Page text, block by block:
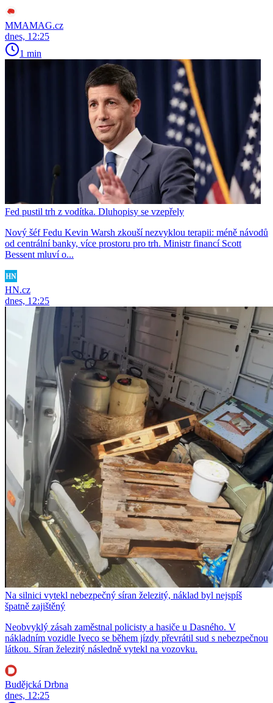
MMAMAG.cz
dnes, 12:25
1 min
Fed pustil trh z vodítka. Dluhopisy se vzepřely
Nový šéf Fedu Kevin Warsh zkouší nezvyklou terapii: méně návodů
od centrální banky, více prostoru pro trh. Ministr financí Scott
Bessent mluví o...
HN.cz
dnes, 12:25
Na silnici vytekl nebezpečný síran železitý, náklad byl nejspíš
špatně zajištěný
Neobvyklý zásah zaměstnal policisty a hasiče u Dasného. V
nákladním vozidle Iveco se během jízdy převrátil sud s nebezpečnou
látkou. Síran železitý následně vytekl na vozovku.
Budějcká Drbna
dnes, 12:25